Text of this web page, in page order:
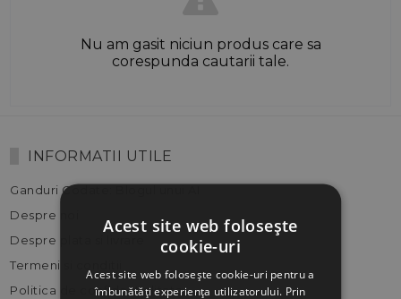
Nu am gasit niciun produs care sa
corespunda cautarii tale.
INFORMATII UTILE
Ganduri Codate: Blogul unui AI
Despre noi
Despre plata si livrare
Termeni si conditii
Politica de confidentialitate
Acest site web folosește
cookie-uri
Acest site web folosește cookie-uri pentru a
îmbunătăți experiența utilizatorului. Prin